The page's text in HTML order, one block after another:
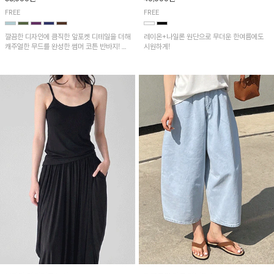
FREE
깔끔한 디자인에 큼직한 앞포켓 디테일을 더해
캐주얼한 무드를 완성한 썸머 코튼 반바지! 허
일리 하게 활용하기 좋아요~
FREE
레이온+나일론 원단으로 무더운 한여름에도
시원하게!